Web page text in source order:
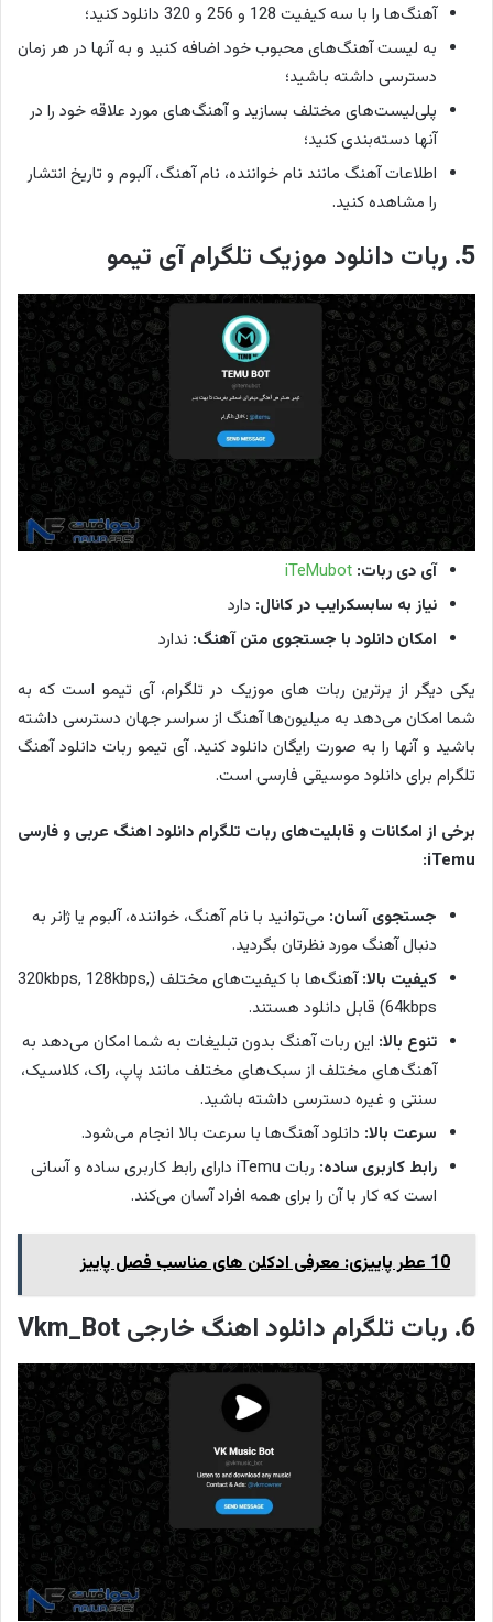
آهنگ‌ها را با سه کیفیت 128 و 256 و 320 دانلود کنید؛
به لیست آهنگ‌های محبوب خود اضافه کنید و به آنها در هر زمان
دسترسی داشته باشید؛
پلی‌لیست‌های مختلف بسازید و آهنگ‌های مورد علاقه خود را در
آنها دسته‌بندی کنید؛
اطلاعات آهنگ مانند نام خواننده، نام آهنگ، آلبوم و تاریخ انتشار
را مشاهده کنید.
5. ربات دانلود موزیک تلگرام آی تیمو
آی دی ربات: iTeMubot
نیاز به سابسکرایب در کانال: دارد
امکان دانلود با جستجوی متن آهنگ: ندارد
یکی دیگر از برترین ربات های موزیک در تلگرام، آی تیمو است که به
شما امکان می‌دهد به میلیون‌ها آهنگ از سراسر جهان دسترسی داشته
باشید و آنها را به صورت رایگان دانلود کنید. آی تیمو ربات دانلود آهنگ
تلگرام برای دانلود موسیقی فارسی است.
برخی از امکانات و قابلیت‌های ربات تلگرام دانلود اهنگ عربی و فارسی
iTemu:
جستجوی آسان: می‌توانید با نام آهنگ، خواننده، آلبوم یا ژانر به
دنبال آهنگ مورد نظرتان بگردید.
کیفیت بالا:
آهنگ‌ها با کیفیت‌های مختلف (320kbps, 128kbps,
64kbps) قابل دانلود هستند.
تنوع بالا: این ربات آهنگ بدون تبلیغات به شما امکان می‌دهد به
آهنگ‌های مختلف از سبک‌های مختلف مانند پاپ، راک، کلاسیک،
سنتی و غیره دسترسی داشته باشید.
سرعت بالا: دانلود آهنگ‌ها با سرعت بالا انجام می‌شود.
رابط کاربری ساده:
ربات iTemu دارای رابط کاربری ساده و آسانی
است که کار با آن را برای همه افراد آسان می‌کند.
10 عطر پاییزی: معرفی ادکلن های مناسب فصل پاییز
6. ربات تلگرام دانلود اهنگ خارجی Vkm_Bot